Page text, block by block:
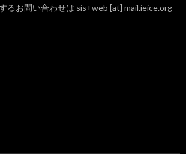
るお問い合わせは sis+web [at] mail.ieice.org